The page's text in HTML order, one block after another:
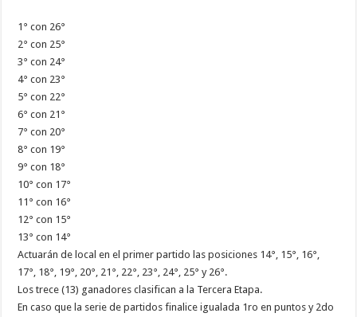
1° con 26°
2° con 25°
3° con 24°
4° con 23°
5° con 22°
6° con 21°
7° con 20°
8° con 19°
9° con 18°
10° con 17°
11° con 16°
12° con 15°
13° con 14°
Actuarán de local en el primer partido las posiciones 14°, 15°, 16°,
17°, 18°, 19°, 20°, 21°, 22°, 23°, 24°, 25° y 26°.
Los trece (13) ganadores clasifican a la Tercera Etapa.
En caso que la serie de partidos finalice igualada 1ro en puntos y 2do